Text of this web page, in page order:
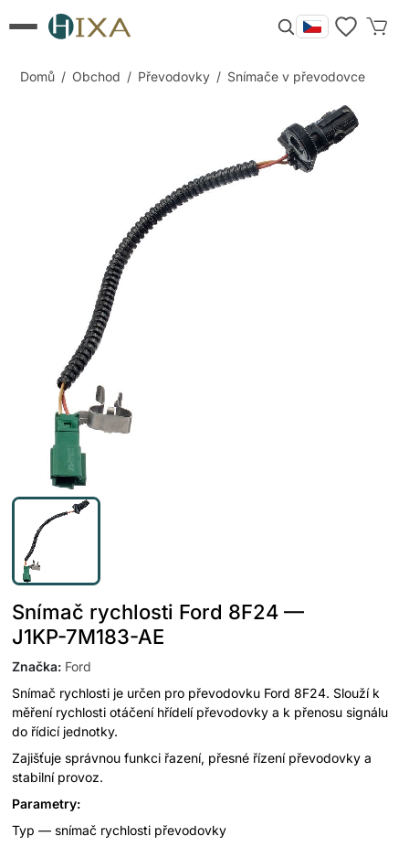
Domů / Obchod / Převodovky / Snímače v převodovce
Snímač rychlosti Ford 8F24 —
J1KP-7M183-AE
Značka: Ford
Snímač rychlosti je určen pro převodovku Ford 8F24. Slouží k
měření rychlosti otáčení hřídelí převodovky a k přenosu signálu
do řídicí jednotky.
Zajišťuje správnou funkci řazení, přesné řízení převodovky a
stabilní provoz.
Parametry:
Typ — snímač rychlosti převodovky